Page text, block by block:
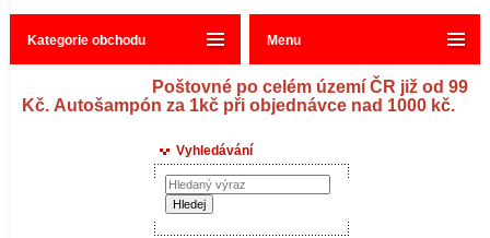
Poštovné po celém území ČR již od 99
Kč. Autošampón za 1kč při objednávce nad 1000 kč.
Kategorie obchodu
Vyhledávání
Menu